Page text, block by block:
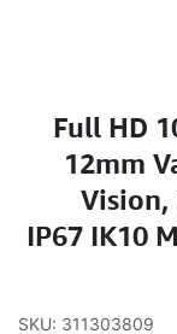
Full HD
12mm
Vision,
IP67 IK10
SKU: 311303809